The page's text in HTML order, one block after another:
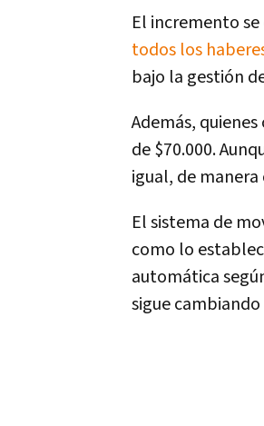
El incremento
todos los
bajo la gestión
Además,
de $70.000.
igual, de
El sistema de
como lo
automática
sigue cambiando